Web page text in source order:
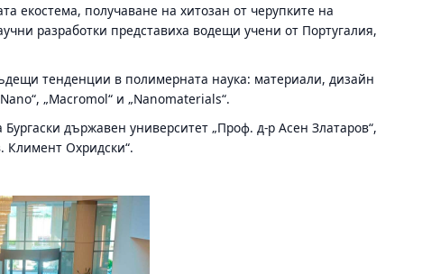
екостема, получаване на хитозан от черупките на
разработки представиха водещи учени от Португалия,
тенденции в полимерната наука: материали, дизайн
„Macromol“ и „Nanomaterials“.
държавен университет „Проф. д-р Асен Златаров“,
Климент Охридски“.